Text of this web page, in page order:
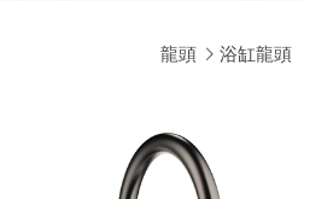
龍頭 浴缸龍頭